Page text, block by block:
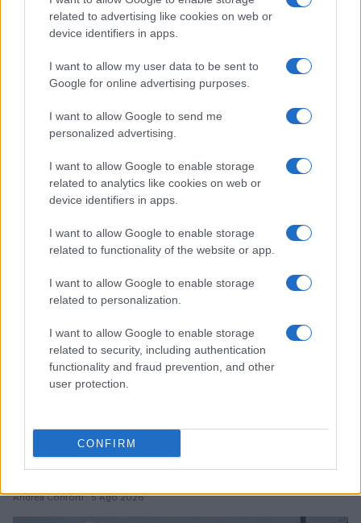
related to advertising like cookies on web or
device identifiers in apps.
I want to allow my user data to be sent to
Google for online advertising purposes.
I want to allow Google to send me
personalized advertising.
I want to allow Google to enable storage
related to analytics like cookies on web or
device identifiers in apps.
I want to allow Google to enable storage
related to functionality of the website or app.
I want to allow Google to enable storage
related to personalization.
I want to allow Google to enable storage
related to security, including authentication
functionality and fraud prevention, and other
user protection.
CONFIRM
Continua a leggere
TENNIS
Il canadese abbandona il torneo per un infortunio
Andrea Conforti · 5 Ago 2026